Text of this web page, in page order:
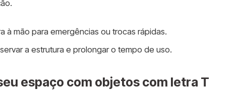
à mão para emergências ou trocas rápidas.
a estrutura e prolongar o tempo de uso.
espaço com objetos com letra T